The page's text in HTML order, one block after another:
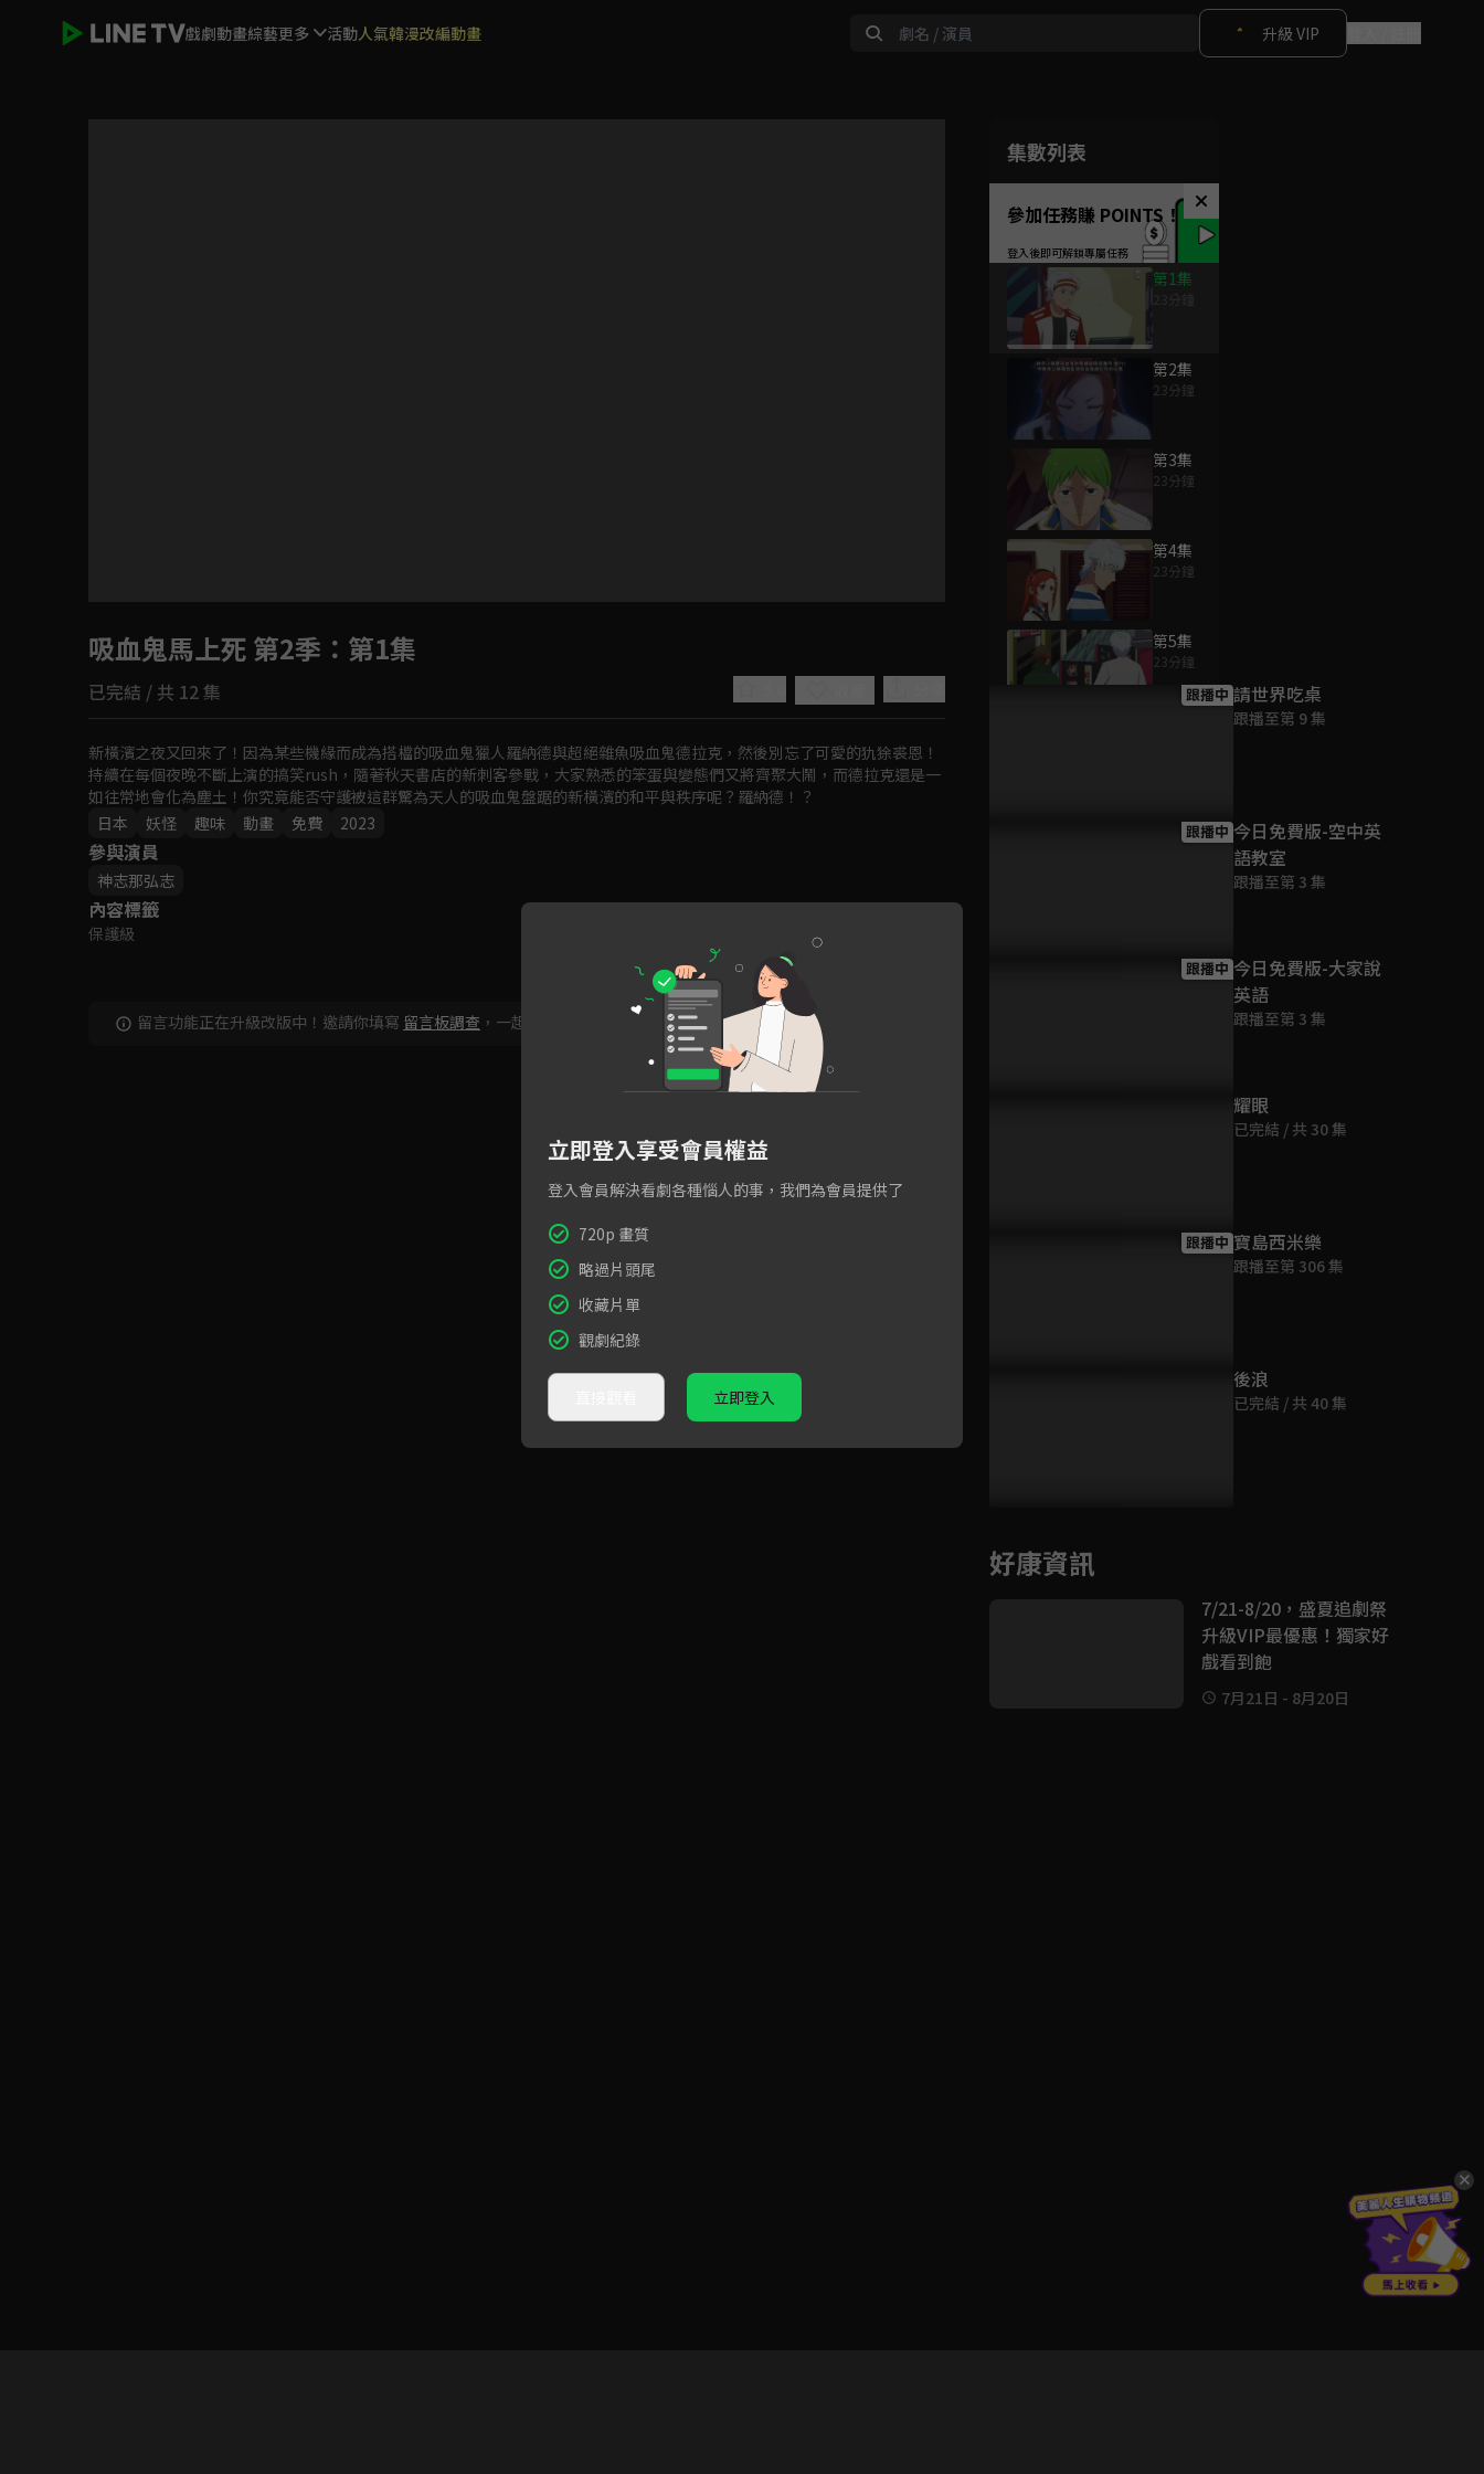
戲劇動畫綜藝更多 活動人氣韓漫改編動畫 升級 VIP
如有不便請見諒
集數列表
參加任務賺 POINTS！
第1集
第2集
23分鐘
第3集
23分鐘
第4集
23分鐘
第5集
23分鐘
第7集
23分鐘
吸血鬼馬上死 第2季 ：第1集
已完結 / 共 12 集
新橫濱之夜又回來了！因為某些機緣而成為搭檔的吸血鬼獵人羅納德與超絕雜魚吸血鬼德拉克，然後別忘了可愛的犰狳裘恩！
持續在每個夜晚不斷上演的搞笑rush，隨著秋天書店的新刺客參戰，大家熟悉的笨蛋與變態們又將齊聚大鬧，而德拉克還是一
如往常地會化為塵土！你究竟能否守護被這群驚為天人的吸血鬼盤踞的新橫濱的和平與秩序呢？羅納德！？
日本
妖怪 趣味 動畫 免費 2023
參與演員
神志那弘志
內容標籤
保護級
留言功能正在升級改版中！邀請你填寫 留言板調查 ，一起共創新版留言功能！
為您推薦
跟播中 請世界吃桌
跟播至第 9 集
跟播中 今日免費版-空中英
語教室
跟播至第 3 集
跟播中 今日免費版-大家說
英語
跟播至第 3 集
耀眼
已完結 / 共 30 集
跟播中 寶島西米樂
跟播至第 306 集
後浪
已完結 / 共 40 集
好康資訊
7/21-8/20，盛夏追劇祭
升級VIP最優惠！獨家好
戲看到飽
7月21日 - 8月20日
立即登入享受會員權益
登入會員解決看劇各種惱人的事，我們為會員提供了
720p 畫質
略過片頭尾
收藏片單
觀劇紀錄
立即登入